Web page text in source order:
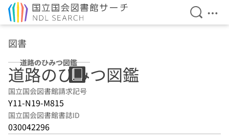
検索を
メ
図書
道路のひみつ図鑑
道路のひみつ図鑑
国立国会図書館請求記号
Y11-N19-M815
国立国会図書館書誌ID
030042296